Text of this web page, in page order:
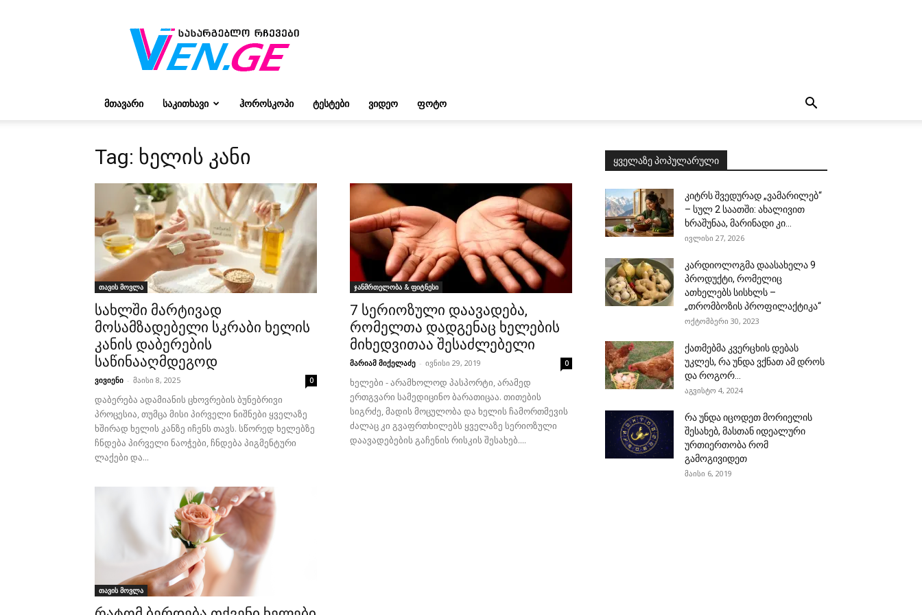
ვივიენისგან
ᲛᲗᲐᲕᲐᲠᲘ ᲡᲐᲙᲘᲗᲮᲐᲕᲘ ᲰᲝᲠᲝᲡᲙᲝᲞᲘ ᲢᲔᲡᲢᲔᲑᲘ ᲕᲘᲓᲔᲝ ᲤᲝᲢᲝ
Tag: ხელის კანი
თავის მოვლა
სახლში მარტივად
მოსამზადებელი სკრაბი ხელის
კანის დაბერების
საწინააღმდეგოდ
ვივიენი - მაისი 8, 2025 0
დაბერება ადამიანის ცხოვრების ბუნებრივი
პროცესია, თუმცა მისი პირველი ნიშნები ყველაზე
ხშირად ხელის კანზე იჩენს თავს. სწორედ ხელებზე
ჩნდება პირველი ნაოჭები, ჩნდება პიგმენტური
ლაქები და...
ჯანმრთელობა & ფიტნესი
7 სერიოზული დაავადება,
რომელთა დადგენაც ხელების
მიხედვითაა შესაძლებელი
მარიამ მიქელაძე - ივნისი 29, 2019 0
ხელები - არამხოლოდ პასპორტი, არამედ
ერთგვარი სამედიცინო ბარათიცაა. თითების
სიგრძე, მადის მოცულობა და ხელის ჩამორთმევის
ძალაც კი გვაფრთხილებს ყველაზე სერიოზული
დაავადებების გაჩენის რისკის შესახებ....
თავის მოვლა
ყველაზე პოპულარული
კიტრს შვედურად „ვამარილებ“
– სულ 2 საათში: ახალივით
ხრაშუნაა, მარინადი კი...
ივლისი 27, 2026
კარდიოლოგმა დაასახელა 9
პროდუქტი, რომელიც
ათხელებს სისხლს –
„თრომბოზის პროფილაქტიკა“
ოქტომბერი 30, 2023
ქათმებმა კვერცხის დებას
უკლეს, რა უნდა ვქნათ ამ დროს
და როგორ...
აგვისტო 4, 2024
რა უნდა იცოდეთ მორიელის
შესახებ, მასთან იდეალური
ურთიერთობა რომ
გამოგივიდეთ
მაისი 6, 2019